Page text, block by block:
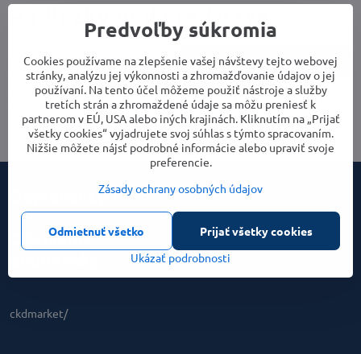
Podložky pod predstavec
Cena Parametre
Objednávky
Obchodné
ckdmarket/
Predvoľby súkromia
Cookies používame na zlepšenie vašej návštevy tejto webovej
stránky, analýzu jej výkonnosti a zhromažďovanie údajov o jej
používaní. Na tento účel môžeme použiť nástroje a služby
tretích strán a zhromaždené údaje sa môžu preniesť k
partnerom v EÚ, USA alebo iných krajinách. Kliknutím na „Prijať
všetky cookies“ vyjadrujete svoj súhlas s týmto spracovaním.
Nižšie môžete nájsť podrobné informácie alebo upraviť svoje
preferencie.
Zásady ochrany osobných údajov
Ukázať podrobnosti
Prijať všetky cookies
Odmietnuť všetko